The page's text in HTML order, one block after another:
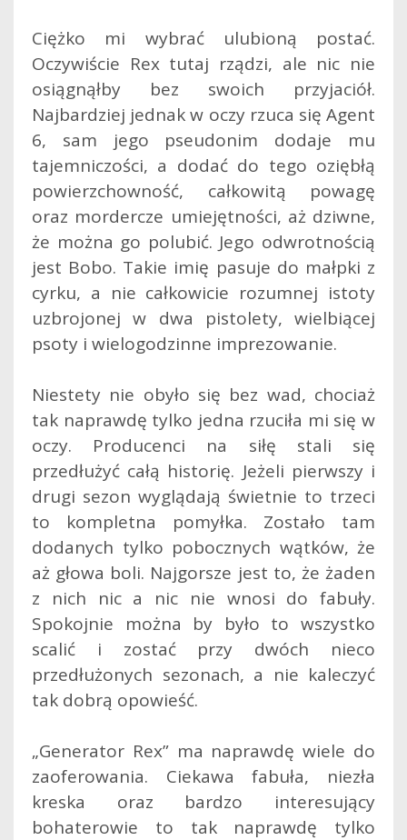
Ciężko mi wybrać ulubioną postać.
Oczywiście Rex tutaj rządzi, ale nic nie
osiągnąłby bez swoich przyjaciół.
Najbardziej jednak w oczy rzuca się Agent
6, sam jego pseudonim dodaje mu
tajemniczości, a dodać do tego oziębłą
powierzchowność, całkowitą powagę
oraz mordercze umiejętności, aż dziwne,
że można go polubić. Jego odwrotnością
jest Bobo. Takie imię pasuje do małpki z
cyrku, a nie całkowicie rozumnej istoty
uzbrojonej w dwa pistolety, wielbiącej
psoty i wielogodzinne imprezowanie.
Niestety nie obyło się bez wad, chociaż
tak naprawdę tylko jedna rzuciła mi się w
oczy. Producenci na siłę stali się
przedłużyć całą historię. Jeżeli pierwszy i
drugi sezon wyglądają świetnie to trzeci
to kompletna pomyłka. Zostało tam
dodanych tylko pobocznych wątków, że
aż głowa boli. Najgorsze jest to, że żaden
z nich nic a nic nie wnosi do fabuły.
Spokojnie można by było to wszystko
scalić i zostać przy dwóch nieco
przedłużonych sezonach, a nie kaleczyć
tak dobrą opowieść.
„Generator Rex” ma naprawdę wiele do
zaoferowania. Ciekawa fabuła, niezła
kreska oraz bardzo interesujący
bohaterowie to tak naprawdę tylko